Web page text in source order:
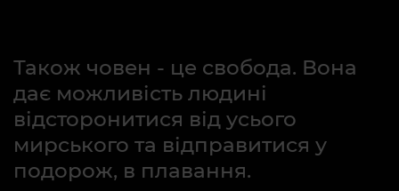
Також човен - це свобода. Вона
дає можливість людині
відсторонитися від усього
мирського та відправитися у
подорож, в плавання.